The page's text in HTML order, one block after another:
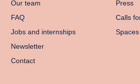
Our team
FAQ
Jobs and internships
Newsletter
Contact
Press
Calls